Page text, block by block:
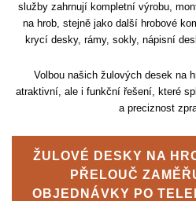
služby zahrnují kompletní výrobu,
na hrob, stejně jako další hrobové
krycí desky, rámy, sokly, nápisní
Volbou našich žulových desek na
atraktivní, ale i funkční řešení, které
a preciznost
ŽULOVÉ DESKY NA
PŘELOUČ
OBJEDNÁVKY PO